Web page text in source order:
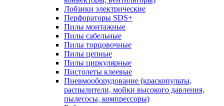
Лобзики электрические
Перфораторы SDS+
Пилы монтажные
Пилы сабельные
Пилы торцовочные
Пилы цепные
Пилы циркулярные
Пистолеты клеевые
Пневмооборудование (краскопульты,
распылители, мойки высокого давления,
пылесосы, компрессоры)